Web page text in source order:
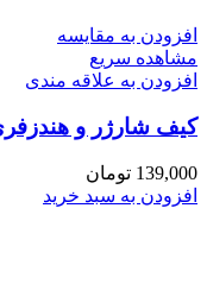
افزودن به مقایسه
مشاهده سریع
افزودن به علاقه مندی
کیف شارژر و
139,000 تومان
افزودن به سبد خرید